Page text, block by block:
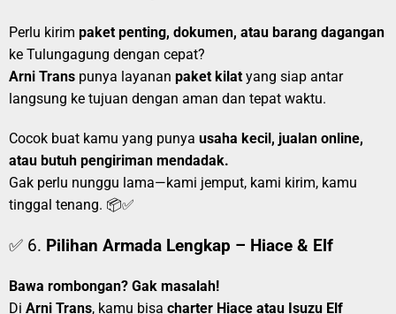
Perlu kirim paket penting, dokumen, atau barang dagangan
ke Tulungagung dengan cepat?
Arni Trans punya layanan paket kilat yang siap antar
langsung ke tujuan dengan aman dan tepat waktu.
Cocok buat kamu yang punya usaha kecil, jualan online,
atau butuh pengiriman mendadak.
Gak perlu nunggu lama—kami jemput, kami kirim, kamu
tinggal tenang. 📦✅
✅ 6. Pilihan Armada Lengkap – Hiace & Elf
Bawa rombongan? Gak masalah!
Di Arni Trans, kamu bisa charter Hiace atau Isuzu Elf